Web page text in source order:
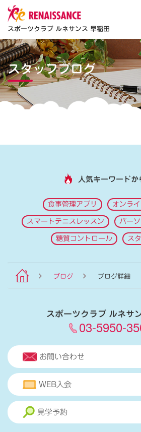
スポーツクラブ ルネサンス 早稲田
スタッフブログ
人気キーワードか
食事管理アプリ オンラ
スマートテニスレッスン パー
糖質コントロール ス
ブログ ブログ詳細
スポーツクラブ ルネサ
03-5950-
お問い合わせ
WEB入会
見学予約